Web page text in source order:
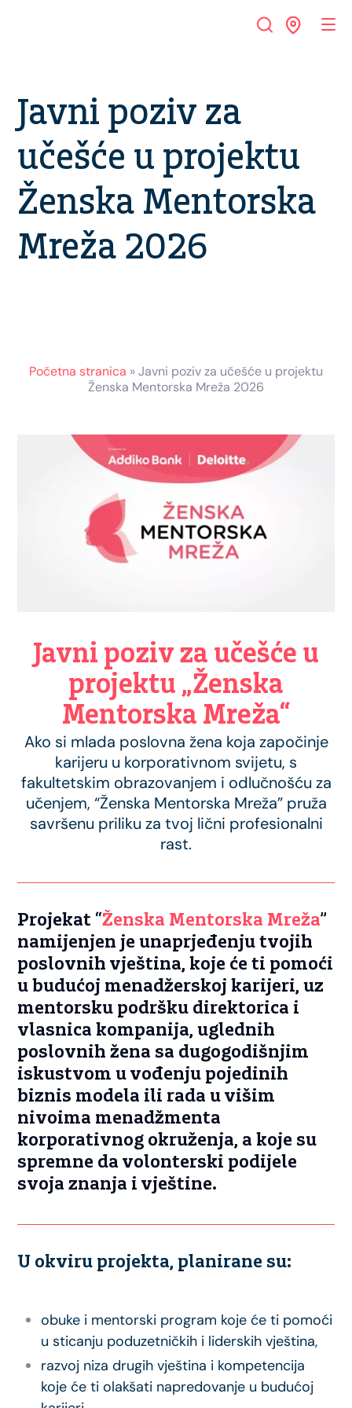
Javni poziv za
učešće u projektu
Ženska Mentorska
Mreža 2026
Početna stranica »Javni poziv za učešće u projektu
Ženska Mentorska Mreža 2026
Javni poziv za učešće u
projektu „Ženska
Mentorska Mreža“
Ako si mlada poslovna žena koja započinje
karijeru u korporativnom svijetu, s
fakultetskim obrazovanjem i odlučnošću za
učenjem, “Ženska Mentorska Mreža” pruža
savršenu priliku za tvoj lični profesionalni
rast.
Projekat “Ženska Mentorska Mreža”
namijenjen je unaprjeđenju tvojih
poslovnih vještina, koje će ti pomoći
u budućoj menadžerskoj karijeri, uz
mentorsku podršku direktorica i
vlasnica kompanija, uglednih
poslovnih žena sa dugogodišnjim
iskustvom u vođenju pojedinih
biznis modela ili rada u višim
nivoima menadžmenta
korporativnog okruženja, a koje su
spremne da volonterski podijele
svoja znanja i vještine.
U okviru projekta, planirane su:
obuke i mentorski program koje će ti pomoći
u sticanju poduzetničkih i liderskih vještina,
razvoj niza drugih vještina i kompetencija
koje će ti olakšati napredovanje u budućoj